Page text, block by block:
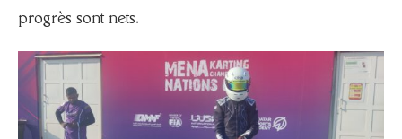
progrès sont nets.